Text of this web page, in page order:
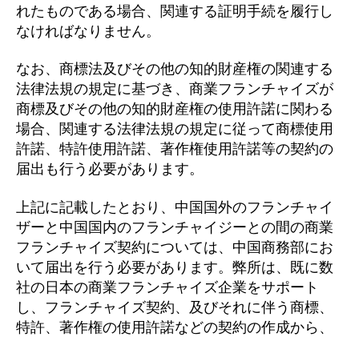
れたものである場合、関連する証明手続を履行し
なければなりません。
なお、商標法及びその他の知的財産権の関連する
法律法規の規定に基づき、商業フランチャイズが
商標及びその他の知的財産権の使用許諾に関わる
場合、関連する法律法規の規定に従って商標使用
許諾、特許使用許諾、著作権使用許諾等の契約の
届出も行う必要があります。
上記に記載したとおり、中国国外のフランチャイ
ザーと中国国内のフランチャイジーとの間の商業
フランチャイズ契約については、中国商務部にお
いて届出を行う必要があります。弊所は、既に数
社の日本の商業フランチャイズ企業をサポート
し、フランチャイズ契約、及びそれに伴う商標、
特許、著作権の使用許諾などの契約の作成から、